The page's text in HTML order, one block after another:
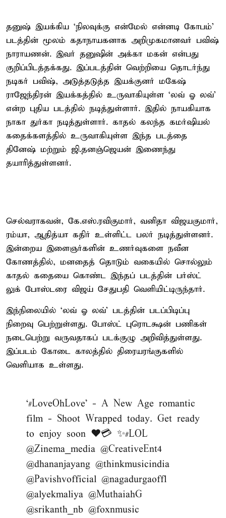
தனுஷ் இயக்கிய ‘நிலவுக்கு என்மேல் என்னடி கோபம்’
படத்தின் மூலம் கதாநாயகனாக அறிமுகமானவர் பவிஷ்
நாராயணன். இவர் தனுஷின் அக்கா மகன் என்பது
குறிப்பிடத்தக்கது. இப்படத்தின் வெற்றியை தொடர்ந்து
நடிகர் பவிஷ், அடுத்தடுத்த இயக்குனர் மகேஷ்
ராஜேந்திரன் இயக்கத்தில் உருவாகியுள்ள ‘லவ் ஓ லவ்’
என்ற புதிய படத்தில் நடித்துள்ளார். இதில் நாயகியாக
நாகா துர்கா நடித்துள்ளார். காதல் கலந்த கமர்ஷியல்
கதைக்களத்தில் உருவாகியுள்ள இந்த படத்தை
தினேஷ் மற்றும் ஜி.தனஞ்ஜெயன் இணைந்து
தயாரித்துள்ளனர்.
செல்வராகவன், கே.எஸ்.ரவிகுமார், வனிதா விஜயகுமார்,
ரம்யா, ஆதித்யா கதிர் உள்ளிட்ட பலர் நடித்துள்ளனர்.
இன்றைய இளைஞர்களின் உணர்வுகளை நவீன
கோணத்தில், மனதைத் தொடும் வகையில் சொல்லும்
காதல் கதையை கொண்ட இந்தப் படத்தின் பர்ஸ்ட்
லுக் போஸ்டரை விஜய் சேதுபதி வெளியிட்டிருந்தார்.
இந்நிலையில் ‘லவ் ஓ லவ்’ படத்தின் படப்பிடிப்பு
நிறைவு பெற்றுள்ளது. போஸ்ட் புரொடக்ஷன் பணிகள்
நடைபெற்று வருவதாகப் படக்குழு அறிவித்துள்ளது.
இப்படம் கோடை காலத்தில் திரையரங்குகளில்
வெளியாக உள்ளது.
‘#LoveOhLove’ - A New Age romantic
film - Shoot Wrapped today. Get ready
to enjoy soon ❤️💳 ✨#LOL
@Zinema_media @CreativeEnt4
@dhananjayang @thinkmusicindia
@Pavishvofficial @nagadurgaoffl
@alyekmaliya @MuthaiahG
@srikanth_nb @foxnmusic